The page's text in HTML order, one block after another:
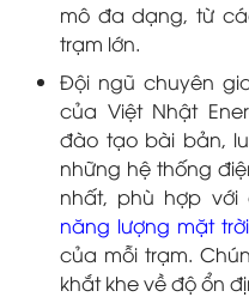
mô đa dạng, từ
trạm lớn.
Đội ngũ chuyên
của Việt Nhật
đào tạo bài bản,
những hệ thống
nhất, phù hợp
năng lượng mặt trời
của mỗi trạm.
khắt khe về độ ổn